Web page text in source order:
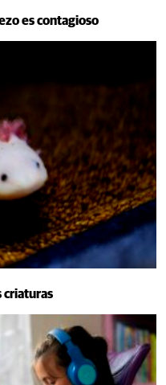
es contagioso
criaturas